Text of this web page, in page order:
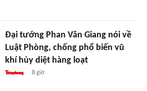
Đại tướng Phan Văn Giang nói về
Luật Phòng, chống phổ biến vũ
khí hủy diệt hàng loạt
8 giờ